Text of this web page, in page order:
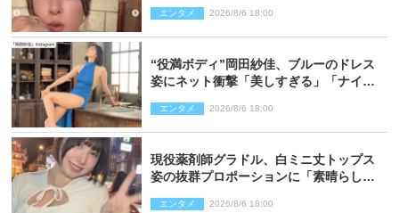
エンタメ 2026/8/6 18:00
“役満ボディ”岡田紗佳、ブルーのドレス
姿にネット衝撃「美しすぎる」「ナイ
エンタメ 2026/8/6 18:00
現役薬剤師グラドル、白ミニ丈トップス
姿の抜群プロポーションに「素晴らしす
エンタメ 2026/8/6 18:00